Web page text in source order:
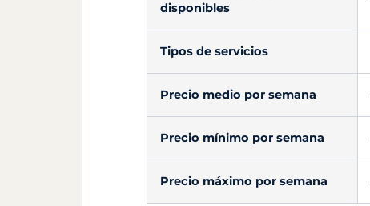
disponibles
Tipos de servicios
Precio medio por semana
Precio mínimo por semana
Precio máximo por semana